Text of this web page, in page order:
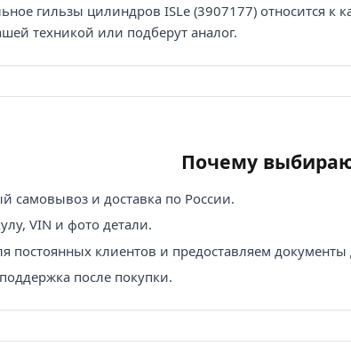
гильзы цилиндров ISLe (3907177) относится к
техникой или подберут аналог.
Почему
самовывоз и доставка по России.
VIN и фото детали.
постоянных клиентов и предоставляем документы
после покупки.